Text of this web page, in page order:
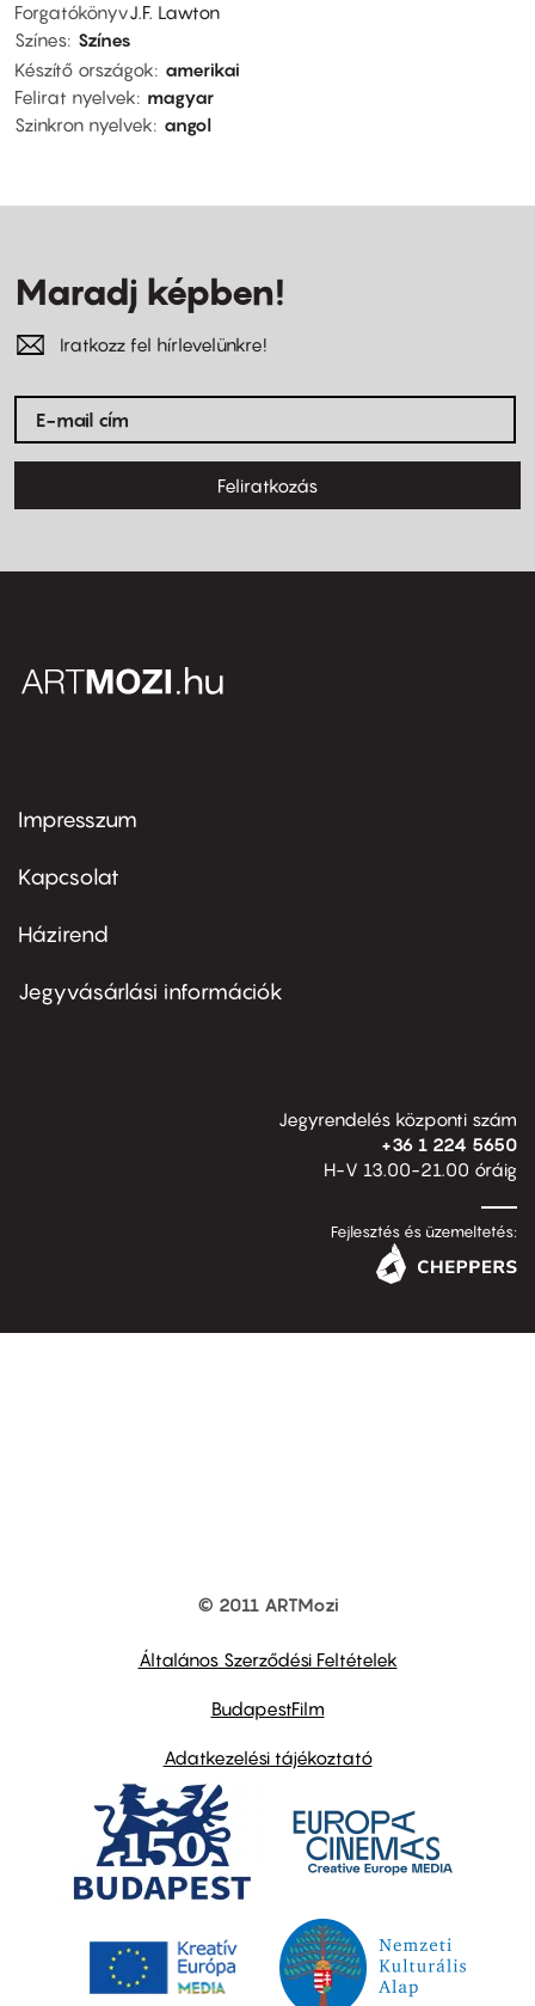
ForgatókönyvJ.F. Lawton
Színes Színes
Készítő országok
amerikai
Felirat nyelvek
magyar
Szinkron nyelvek
angol
Maradj képben!
Iratkozz fel hírlevelünkre!
Feliratkozás
Footer
first
Impresszum
Kapcsolat
Footer
second
Házirend
Jegyvásárlási információk
Jegyrendelés központi szám
+36 1 224 5650
H-V 13.00-21.00 óráig
Fejlesztés és üzemeltetés:
© 2011 ARTMozi
Általános Szerződési Feltételek
BudapestFilm
Adatkezelési tájékoztató